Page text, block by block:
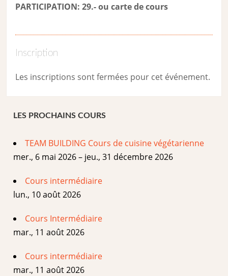
PARTICIPATION: 29.- ou carte de cours
Inscription
Les inscriptions sont fermées pour cet événement.
LES PROCHAINS COURS
TEAM BUILDING Cours de cuisine végétarienne
mer., 6 mai 2026 – jeu., 31 décembre 2026
Cours intermédiaire
lun., 10 août 2026
Cours Intermédiaire
mar., 11 août 2026
Cours intermédiaire
mar., 11 août 2026